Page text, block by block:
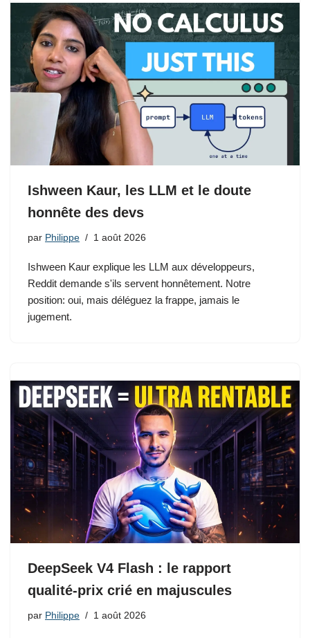
Ishween Kaur, les LLM et le doute
honnête des devs
par Philippe 1 août 2026
Ishween Kaur explique les LLM aux développeurs,
Reddit demande s'ils servent honnêtement. Notre
position: oui, mais déléguez la frappe, jamais le
jugement.
DeepSeek V4 Flash : le rapport
qualité-prix crié en majuscules
par Philippe 1 août 2026